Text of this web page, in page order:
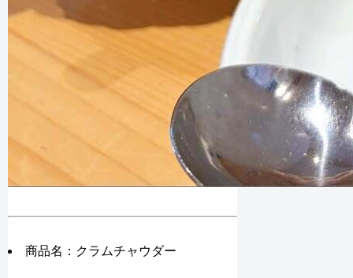
商品名：クラムチャウダー